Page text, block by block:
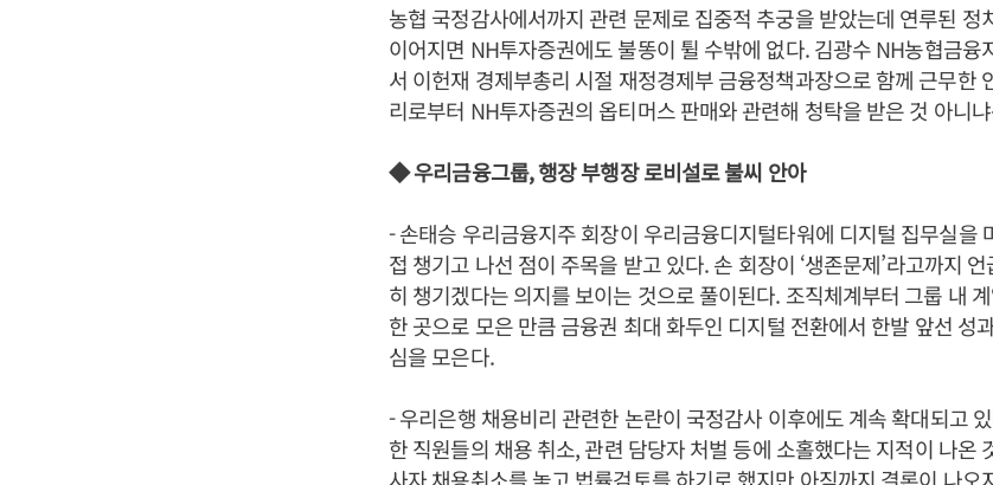
농협 국정감사에서까지 관련 문제로 집중적 추궁을 받았는데 연루된 정
이어지면 NH투자증권에도 불똥이 튈 수밖에 없다. 김광수 NH농협금융
서 이헌재 경제부총리 시절 재정경제부 금융정책과장으로 함께 근무한
리로부터 NH투자증권의 옵티머스 판매와 관련해 청탁을 받은 것 아니
◆ 우리금융그룹, 행장 부행장 로비설로 불씨 안아
- 손태승 우리금융지주 회장이 우리금융디지털타워에 디지털 집무실을
접 챙기고 나선 점이 주목을 받고 있다. 손 회장이 ‘생존문제’라고까지
히 챙기겠다는 의지를 보이는 것으로 풀이된다. 조직체계부터 그룹 내
한 곳으로 모은 만큼 금융권 최대 화두인 디지털 전환에서 한발 앞선 성
심을 모은다.
- 우리은행 채용비리 관련한 논란이 국정감사 이후에도 계속 확대되고
한 직원들의 채용 취소, 관련 담당자 처벌 등에 소홀했다는 지적이 나온
사자 채용취소를 놓고 법률검토를 하기로 했지만 아직까지 결론이 나오